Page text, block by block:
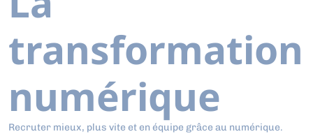
transformation
numérique
Recruter mieux, plus vite et en équipe grâce au numérique.